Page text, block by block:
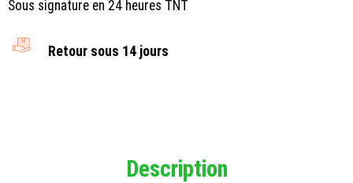
Sous signature en 24 heures TNT
Retour sous 14 jours
Description